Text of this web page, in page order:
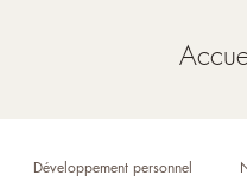
Développement personnel